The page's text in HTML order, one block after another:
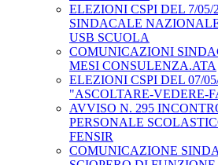
ELEZIONI CSPI DEL 7/05/
SINDACALE
USB SCUOLA
COMUNICAZIONI
MESI CONSULENZA.ATA
ELEZIONI CSPI DEL 07/
"ASCOLTARE-VEDERE-
AVVISO N. 295
PERSONALE
FENSIR
COMUNICAZIONE